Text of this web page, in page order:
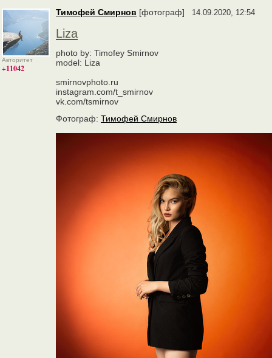
Авторитет
+11042
Тимофей Смирнов [фотограф] 14.09.2020, 12:54
Liza
photo by: Timofey Smirnov
model: Liza
smirnovphoto.ru
instagram.com/t_smirnov
vk.com/tsmirnov
Фотограф: Тимофей Смирнов